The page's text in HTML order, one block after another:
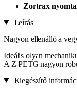
Zortrax
Leírás
Nagyon ellenálló a
Ideális olyan
A Z-PETG nagyon
Kiegészítő